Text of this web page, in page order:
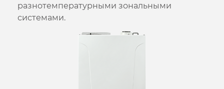
разнотемпературными зональными
системами.